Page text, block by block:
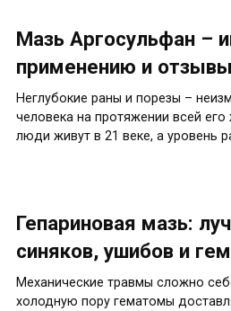
Мазь Аргосульфан –
применению и отзывы
Неглубокие раны и порезы –
человека на протяжении всей
люди живут в 21 веке, а уровень
Гепариновая мазь:
синяков, ушибов и
Механические травмы сложно
холодную пору гематомы